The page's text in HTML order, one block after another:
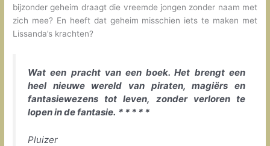
bijzonder geheim draagt die vreemde jongen zonder naam met
zich mee? En heeft dat geheim misschien iets te maken met
Lissanda’s krachten?
Wat een pracht van een boek. Het brengt een
heel nieuwe wereld van piraten, magiërs en
fantasiewezens tot leven, zonder verloren te
lopen in de fantasie. * * * * *
Pluizer